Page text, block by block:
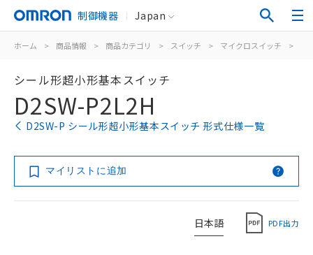
制御機器 Japan
ホーム > 商品情報 > 商品カテゴリ > スイッチ > マイクロスイッチ >
シール形超小形基本スイッチ
D2SW-P2L2H
D2SW-P シール形超小形基本スイッチ 形式仕様一覧
マイリストに追加
日本語 PDF出力